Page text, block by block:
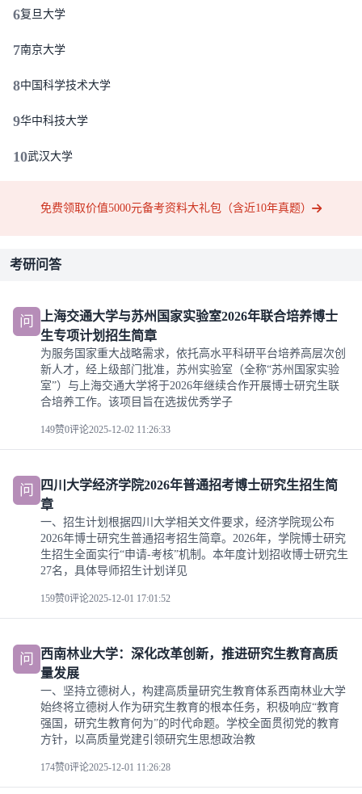
6复旦大学
7南京大学
8中国科学技术大学
9华中科技大学
10武汉大学
免费领取价值5000元备考资料大礼包（含近10年真题）
考研问答
问
上海交通大学与苏州国家实验室2026年联合培养博士
生专项计划招生简章
为服务国家重大战略需求，依托高水平科研平台培养高层次创
新人才，经上级部门批准，苏州实验室（全称“苏州国家实验
室”）与上海交通大学将于2026年继续合作开展博士研究生联
合培养工作。该项目旨在选拔优秀学子
149赞0评论2025-12-02 11:26:33
问
四川大学经济学院2026年普通招考博士研究生招生简
章
一、招生计划根据四川大学相关文件要求，经济学院现公布
2026年博士研究生普通招考招生简章。2026年，学院博士研究
生招生全面实行“申请-考核”机制。本年度计划招收博士研究生
27名，具体导师招生计划详见
159赞0评论2025-12-01 17:01:52
问
西南林业大学：深化改革创新，推进研究生教育高质
量发展
一、坚持立德树人，构建高质量研究生教育体系西南林业大学
始终将立德树人作为研究生教育的根本任务，积极响应“教育
强国，研究生教育何为”的时代命题。学校全面贯彻党的教育
方针，以高质量党建引领研究生思想政治教
174赞0评论2025-12-01 11:26:28